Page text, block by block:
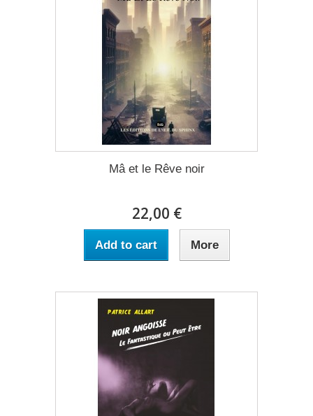
Mâ et le Rêve noir
22,00 €
Add to cart More